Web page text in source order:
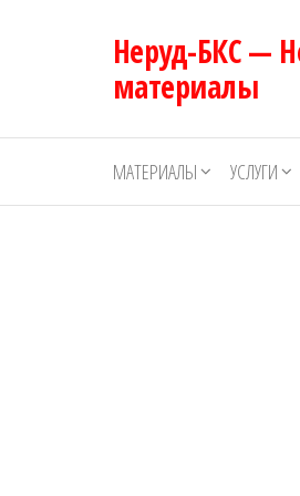
Неруд-БКС —
материалы
МАТЕРИАЛЫ УСЛУГИ